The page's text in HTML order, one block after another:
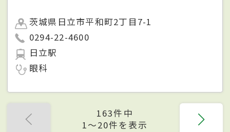
茨城県日立市平和町2丁目7-1
0294-22-4600
日立駅
眼科
163件中
1〜20件を表示